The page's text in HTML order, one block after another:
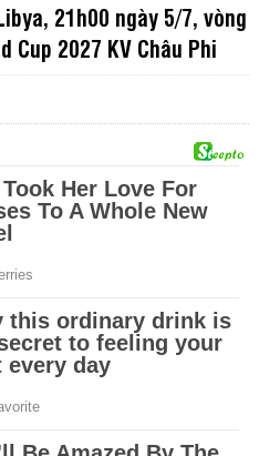
21h00 ngày 5/7, vòng
Cup 2027 KV Châu Phi